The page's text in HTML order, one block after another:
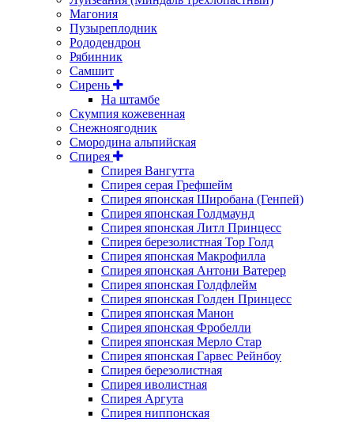
Магония
Пузыреплодник
Рододендрон
Рябинник
Самшит
Сирень
На штамбе
Скумпия кожевенная
Снежноягодник
Смородина альпийская
Спирея
Спирея Вангутта
Спирея серая Грефшейм
Спирея японская Широбана (Генпей)
Спирея японская Голдмаунд
Спирея японская Литл Принцесс
Спирея березолистная Тор Голд
Спирея японская Макрофилла
Спирея японская Антони Ватерер
Спирея японская Голдфлейм
Спирея японская Голден Принцесс
Спирея японская Манон
Спирея японская Фробелли
Спирея японская Мерло Стар
Спирея японская Гарвес Рейнбоу
Спирея березолистная
Спирея иволистная
Спирея Аргута
Спирея ниппонская